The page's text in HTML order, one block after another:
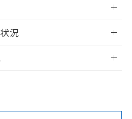
。
イン/会員登録
いただく前に、以下を必ずお読
況
例